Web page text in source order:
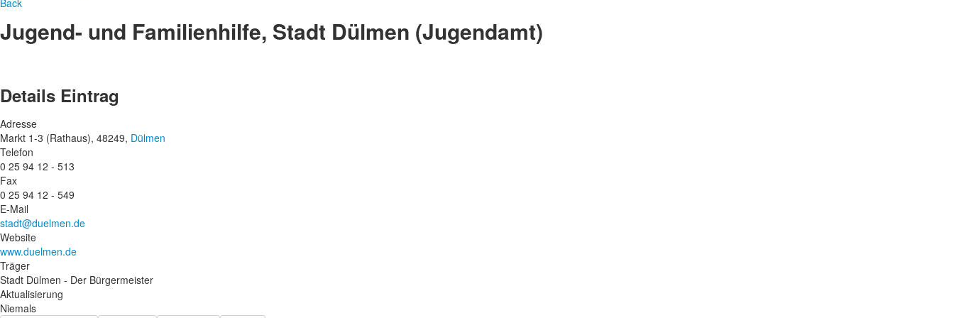
Back
Jugend- und Familienhilfe, Stadt Dülmen (Jugendamt)
Details Eintrag
Adresse
Markt 1-3 (Rathaus), 48249, Dülmen
Telefon
0 25 94 12 - 513
Fax
0 25 94 12 - 549
E-Mail
stadt@duelmen.de
Website
www.duelmen.de
Träger
Stadt Dülmen - Der Bürgermeister
Aktualisierung
Niemals